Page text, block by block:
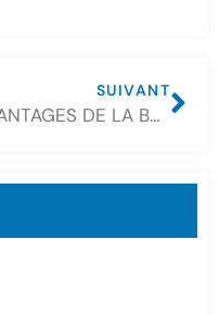
SUIVANT
AVANTAGES DE LA BATTERIE GEL CSBATTERY PAR RAPPORT AUX AUTRES